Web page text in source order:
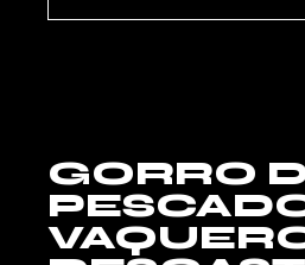
GORRO